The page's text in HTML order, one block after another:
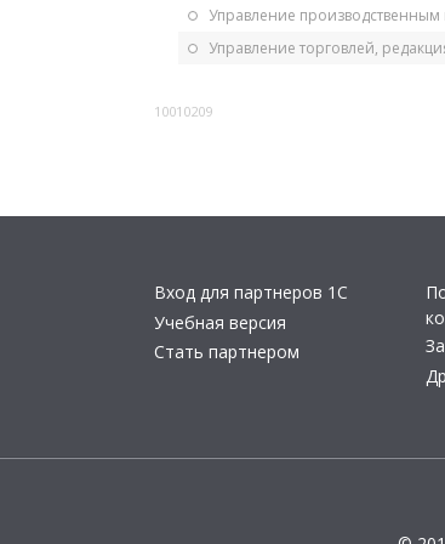
Управление
Управление торговлей,
10010209
Вход для партнеров 1С
Учебная версия
Стать партнером